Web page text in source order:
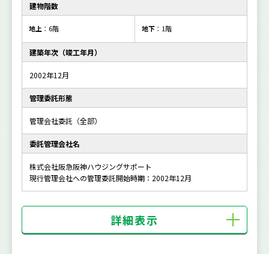
建物階数
地上 ：6階 地下：1階
建築年次（竣工年月）
2002年12月
管理委託形態
管理会社委託（全部）
委託管理会社名
株式会社阪急阪神ハウジングサポート
現行管理会社への管理委託開始時期：2002年12月
詳細表示